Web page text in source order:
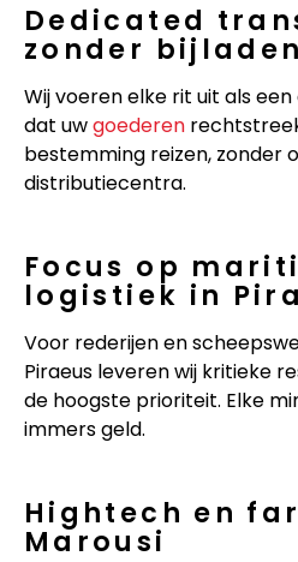
Dedicated
zonder bijladen
Wij voeren elke rit uit als
dat uwgoederen
bestemming reizen, zonder
distributiecentra.
Focus op
logistiek in
Voor rederijen en
Piraeus leveren wij kritieke
de hoogste prioriteit. Elke
immers geld.
Hightech en
Marousi